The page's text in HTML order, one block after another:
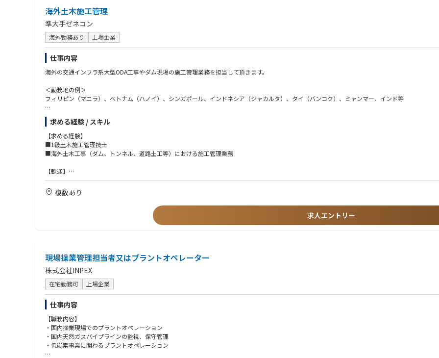
海外土木施工管理
準大手ゼネコン
海外勤務あり 上場企業
仕事内容
海外の交通インフラ系大型ODA工事やダム現場の施工管理業務を担当して頂きます。
＜勤務地の例＞
フィリピン（マニラ）、ベトナム（ハノイ）、シンガポール、インドネシア（ジャカルタ）、タイ（バンコク）、ミャンマー、インド等
※同社が手掛ける物件には、日系/非日系の世界的グローバル企業の、PC工事、補修補強工事、トンネル、エネルギー関連などの案件が多数あります。
■業務内容：
・クライアント、施工業者との打合せ
・実行予算、見積もり、工事スケジュール等の書類作成
・資材、職人の手配
・引き渡し
・ローカル施工管理者の指導 など
★駐在の詳細については面接内で採用担当者様よりお話頂きます。海外でチャレンジ・キャリアの幅を広げたい方のご応募お待ちしております。
・道路土工
・橋梁建設
・エネルギー関連
・水系環境施設 等
求める経験 / スキル
【求める経験】
■1級土木施工管理技士
■海外土木工事（ダム、トンネル、道路土工等）における施工管理業務
【歓迎】
■大規模土工事、ロックフィルダム工事経験者（CMED資格保有者など）
複数あり
求人エントリー
現場操業管理担当者又はプラントオペレーター
株式会社INPEX
在宅勤務可 上場企業
仕事内容
【職務内容】
・国内操業現場でのプラントオペレーション
・国内天然ガスパイプラインの監視、保守管理
・低炭素事業に関わるプラントオペレーション